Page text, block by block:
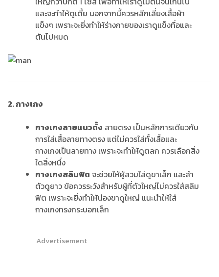
และจะทำให้ดูเตี้ย นอกจากนี้ควรหลีกเลี่ยงเสื้อผ้า
แข็งๆ เพราะจะยิ่งทำให้ร่างกายของเราดูแข็งทื่อและ
ตันไปหมด
2. กางเกง
กางเกงลายแนวตั้ง ลายตรง เป็นหลักการเดียวกับ
การใส่เสื้อลายทางตรง แต่ไม่ควรใส่ทั้งเสื้อและ
กางเกงเป็นลายทาง เพราะจะทำให้ดูตลก ควรเลือกสิ่ง
ใดสิ่งหนึ่ง
กางเกงสลิมฟิต จะช่วยให้ผู้สวมใส่ดูขาเล็ก และลำ
ตัวดูยาว ข้อควรระวังสำหรับผู้ที่ตัวใหญ่ไม่ควรใส่สลิม
ฟิต เพราะจะยิ่งทำให้น่องขาดูใหญ่ แนะนำให้ใส่
กางเกงทรงกระบอกเล็ก
Advertisement